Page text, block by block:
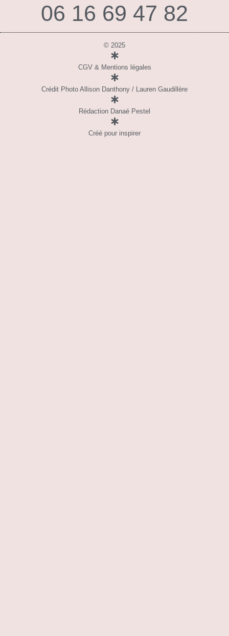
06 16 69 47 82
© 2025
CGV & Mentions légales
Crédit Photo Allison Danthony / Lauren Gaudillère
Rédaction Danaé Pestel
Créé pour inspirer